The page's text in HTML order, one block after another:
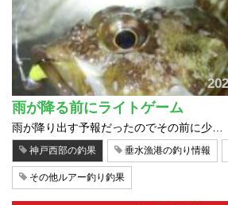
雨が降る前にライトゲーム
雨が降り出す予報だったのでその前に少…
神戸西部の釣果 垂水漁港の釣り情報
その他ルアー釣り釣果